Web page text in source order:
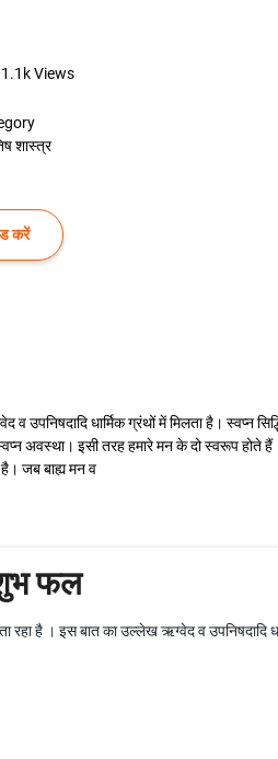
Views
शास्त्र
करें
व उपनिषदादि धार्मिक ग्रंथों में मिलता है।
अवस्था। इसी तरह हमारे मन के दो स्वरूप
है। जब बाह्य मन व
फल
रहा है । इस बात का उल्लेख ऋग्वेद व उपनिषदादि